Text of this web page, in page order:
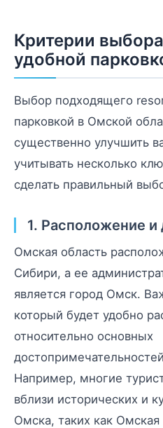
Критерии
удобной
Выбор подходящего
парковкой в Омской
существенно улучшить
учитывать несколько
сделать правильный
1. Расположение и
Омская область
Сибири, а ее
является город Омск.
который будет удобно
относительно основных
Например, многие
вблизи исторических и
Омска, таких как